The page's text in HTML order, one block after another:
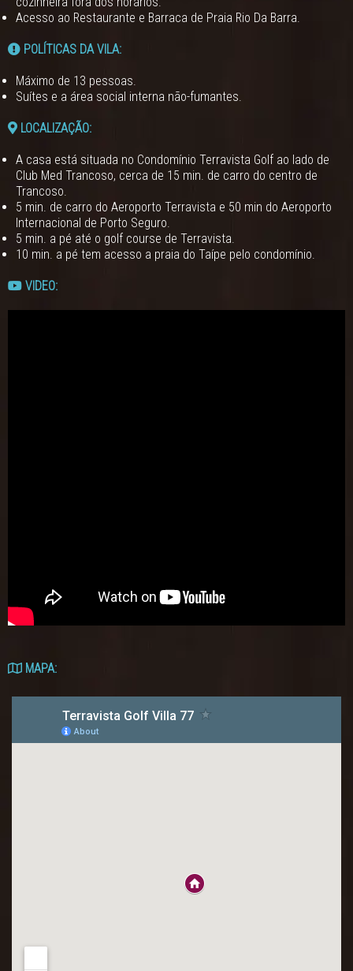
Acesso ao Restaurante e Barraca de Praia Rio Da Barra.
POLÍTICAS DA VILA:
Máximo de 13 pessoas.
Suítes e a área social interna não-fumantes.
LOCALIZAÇÃO:
A casa está situada no Condomínio Terravista Golf ao lado de
Club Med Trancoso, cerca de 15 min. de carro do centro de
Trancoso.
5 min. de carro do Aeroporto Terravista e 50 min do Aeroporto
Internacional de Porto Seguro.
5 min. a pé até o golf course de Terravista.
10 min. a pé tem acesso a praia do Taípe pelo condomínio.
VIDEO:
MAPA: